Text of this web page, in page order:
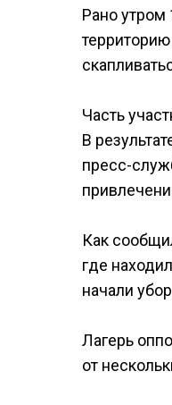
Рано утром
Часть
В
пресс-
Как
где
начали
Лагерь
от